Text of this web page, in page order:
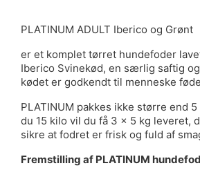
PLATINUM ADULT Iberico og Grønt
er et komplet tørret hundefoder
Iberico Svinekød, en særlig saftig
kødet er godkendt til menneske
PLATINUM pakkes ikke større end
du 15 kilo vil du få 3 x 5 kg leveret,
sikre at fodret er frisk og fuld af
Fremstilling af PLATINUM